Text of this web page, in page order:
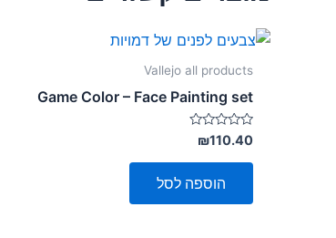
Vallejo all products
Game Color – Face Painting set
דורג
0
מתוך
₪110.40
הוספה לסל